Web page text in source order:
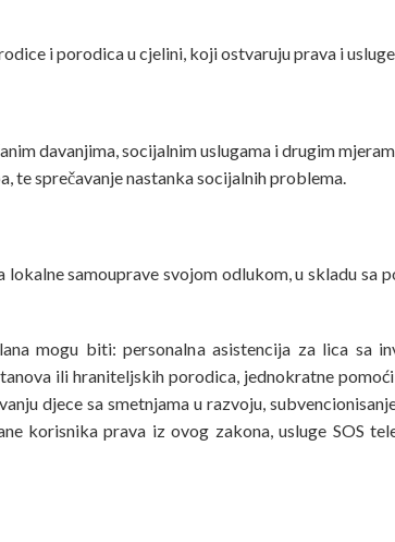
i porodica u cjelini, koji ostvaruju prava i
davanjima, socijalnim uslugama i drugim
te sprečavanje nastanka socijalnih problema.
samouprave svojom odlukom, u skladu sa
mogu biti: personalna asistencija za lica sa
ili hraniteljskih porodica, jednokratne
djece sa smetnjama u razvoju,
korisnika prava iz ovog zakona, usluge SOS